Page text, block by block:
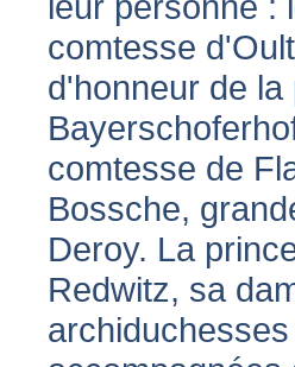
comtesse
d'honneur de
comtesse de
Bossche,
Deroy. La
Redwitz, sa